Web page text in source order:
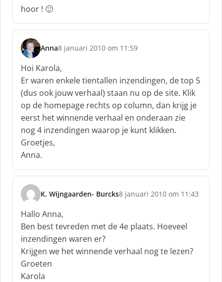
r
e
f
:
hoor ! 🙂
Anna
s
c
h
r
e
e
f
8 januari 2010 om 11:59
Hoi Karola,
Er waren enkele tientallen inzendingen, de top 5
(dus ook jouw verhaal) staan nu op de site. Klik
op de homepage rechts op column, dan krijg je
eerst het winnende verhaal en onderaan zie
nog 4 inzendingen waarop je kunt klikken.
Groetjes,
Anna.
K. Wijngaarden- Burcks
s
c
h
r
e
e
f
:
8 januari 2010 om 11:43
Hallo Anna,
Ben best tevreden met de 4e plaats. Hoeveel
inzendingen waren er?
Krijgen we het winnende verhaal nog te lezen?
Groeten
Karola